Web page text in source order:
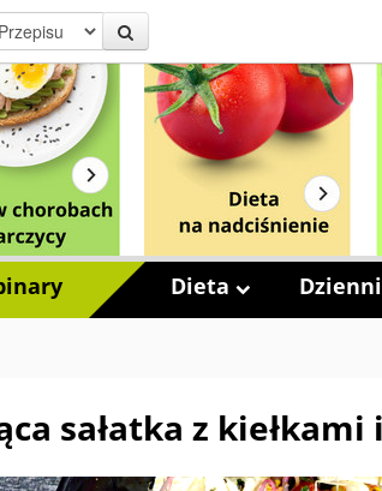
Dieta
sałatka z